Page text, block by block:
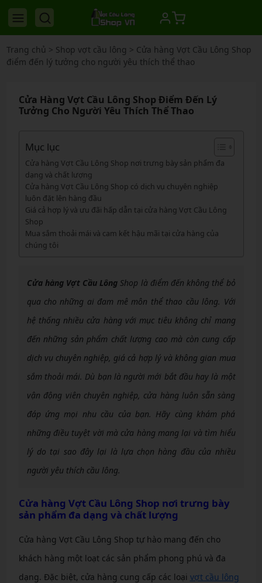
Trang chủ > Shop vợt cầu lông > Cửa hàng Vợt Cầu Lông Shop
điểm đến lý tưởng cho người yêu thích thể thao
Cửa Hàng Vợt Cầu Lông Shop Điểm Đến Lý
Tưởng Cho Người Yêu Thích Thể Thao
Mục lục
Cửa hàng Vợt Cầu Lông Shop nơi trưng bày sản phẩm đa
dạng và chất lượng
Cửa hàng Vợt Cầu Lông Shop có dịch vụ chuyên nghiệp
luôn đặt lên hàng đầu
Giá cả hợp lý và ưu đãi hấp dẫn tại cửa hàng Vợt Cầu Lông
Shop
Mua sắm thoải mái và cam kết hậu mãi tại cửa hàng của
chúng tôi
Cửa hàng Vợt Cầu Lông Shop là điểm đến không thể bỏ
qua cho những ai đam mê môn thể thao cầu lông. Với
hệ thống nhiều cửa hàng với mục tiêu không chỉ mang
đến những sản phẩm chất lượng cao mà còn cung cấp
dịch vụ chuyên nghiệp, giá cả hợp lý và không gian mua
sắm thoải mái. Dù bạn là người mới bắt đầu hay là một
vận động viên chuyên nghiệp, cửa hàng luôn sẵn sàng
đáp ứng mọi nhu cầu của bạn. Hãy cùng khám phá
những điều tuyệt vời mà cửa hàng mang lại và tìm hiểu
lý do tại sao đây lại là lựa chọn hàng đầu của nhiều
người yêu thích cầu lông.
Cửa hàng Vợt Cầu Lông Shop nơi trưng bày
sản phẩm đa dạng và chất lượng
Cửa hàng Vợt Cầu Lông Shop tự hào mang đến cho
khách hàng một loạt các sản phẩm phong phú và đa
dạng. Đặc biệt, cửa hàng cung cấp các loại vợt cầu lông